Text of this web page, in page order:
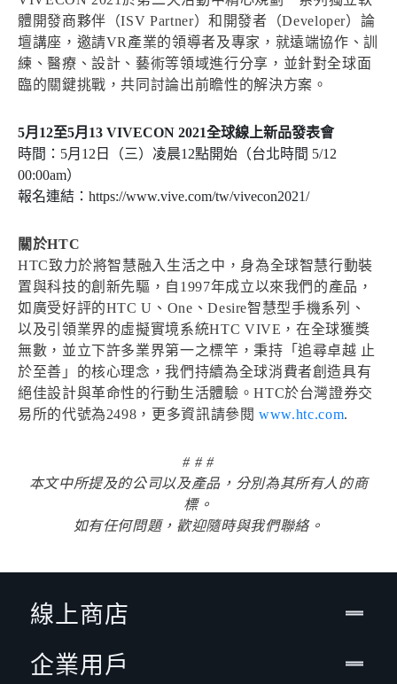
體開發商夥伴（ISV Partner）和開發者（Developer）論
壇講座，邀請VR產業的領導者及專家，就遠端協作、訓
練、醫療、設計、藝術等領域進行分享，並針對全球面
臨的關鍵挑戰，共同討論出前瞻性的解決方案。
5月12至5月13 VIVECON 2021全球線上新品發表會
時間：5月12日（三）凌晨12點開始（台北時間 5/12
00:00am）
報名連結：https://www.vive.com/tw/vivecon2021/
關於HTC
HTC致力於將智慧融入生活之中，身為全球智慧行動裝
置與科技的創新先驅，自1997年成立以來我們的產品，
如廣受好評的HTC U、One、Desire智慧型手機系列、
以及引領業界的虛擬實境系統HTC VIVE，在全球獲獎
無數，並立下許多業界第一之標竿，秉持「追尋卓越 止
於至善」的核心理念，我們持續為全球消費者創造具有
絕佳設計與革命性的行動生活體驗。HTC於台灣證券交
易所的代號為2498，更多資訊請參閱 www.htc.com.
# # #
本文中所提及的公司以及產品，分別為其所有人的商
標。
如有任何問題，歡迎隨時與我們聯絡。
線上商店
企業用戶